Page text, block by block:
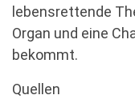
lebensrettende
Organ und eine
bekommt.
Quellen